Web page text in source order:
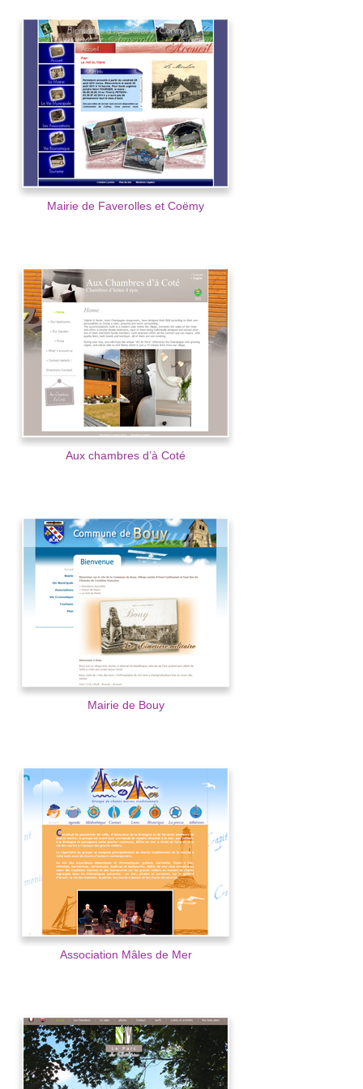
Mairie de Faverolles et Coëmy
Aux chambres d’à Coté
Mairie de Bouy
Association Mâles de Mer